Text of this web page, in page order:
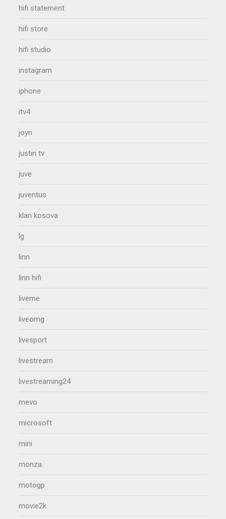
hifi statement
hifi store
hifi studio
instagram
iphone
itv4
joyn
justin tv
juve
juventus
klan kosova
lg
linn
linn hifi
liveme
liveomg
livesport
livestream
livestreaming24
mevo
microsoft
mini
monza
motogp
movie2k